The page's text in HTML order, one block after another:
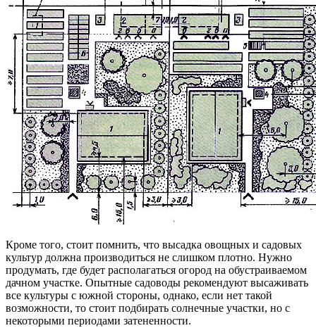
Кроме того, стоит помнить, что высадка овощных и садовых
культур должна производиться не слишком плотно. Нужно
продумать, где будет располагаться огород на обустраиваемом
дачном участке. Опытные садоводы рекомендуют высаживать
все культуры с южной стороны, однако, если нет такой
возможности, то стоит подбирать солнечные участки, но с
некоторыми периодами затененности.